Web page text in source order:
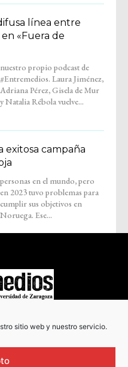
sitio web y nuestro servicio.
línea entre
«Fuera de
y Natalia Rébola vuelve...
exitosa campaña
Noruega. Ese...